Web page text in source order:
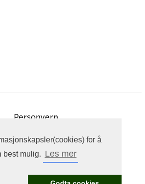
for å
best mulig. Les mer
Personvern